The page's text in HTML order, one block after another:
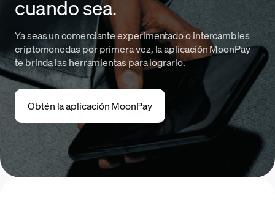
cuando sea.
Ya seas un comerciante experimentado o intercambies
criptomonedas por primera vez, la aplicación MoonPay
te brinda las herramientas para lograrlo.
Obtén la aplicación MoonPay